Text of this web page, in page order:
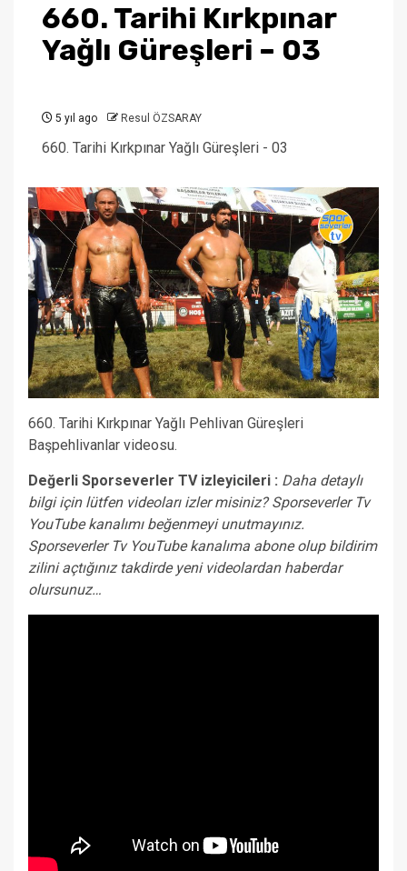
660. Tarihi Kırkpınar
Yağlı Güreşleri – 03
5 yıl ago Resul ÖZSARAY
660. Tarihi Kırkpınar Yağlı Güreşleri - 03
660. Tarihi Kırkpınar Yağlı Pehlivan Güreşleri
Başpehlivanlar videosu.
Değerli Sporseverler TV izleyicileri : Daha detaylı
bilgi için lütfen videoları izler misiniz? Sporseverler Tv
YouTube kanalımı beğenmeyi unutmayınız.
Sporseverler Tv YouTube kanalıma abone olup bildirim
zilini açtığınız takdirde yeni videolardan haberdar
olursunuz…